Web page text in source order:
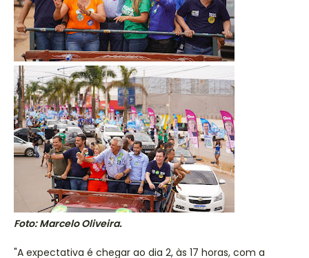
Foto: Marcelo Oliveira.
"A expectativa é chegar ao dia 2, às 17 horas, com a